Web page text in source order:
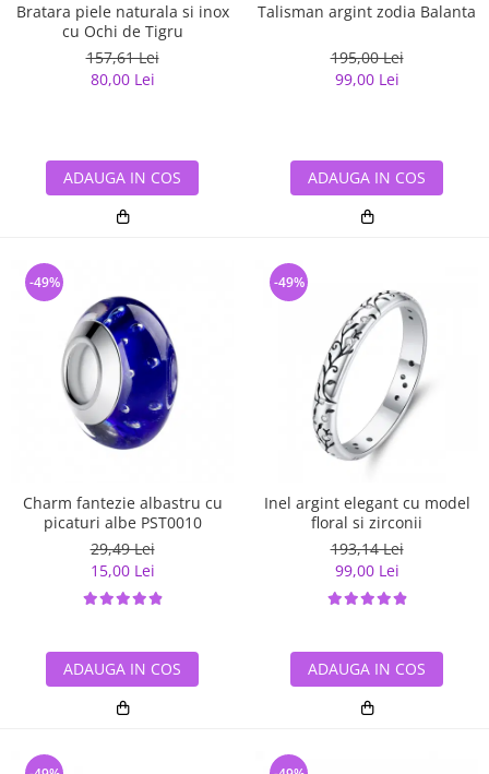
Bratara piele naturala si inox
cu Ochi de Tigru
157,61 Lei
80,00 Lei
ADAUGA IN COS
Talisman argint zodia Balanta
195,00 Lei
99,00 Lei
ADAUGA IN COS
Charm fantezie albastru cu
picaturi albe PST0010
29,49 Lei
15,00 Lei
-49%
ADAUGA IN COS
Inel argint elegant cu model
floral si zirconii
193,14 Lei
99,00 Lei
-49%
ADAUGA IN COS